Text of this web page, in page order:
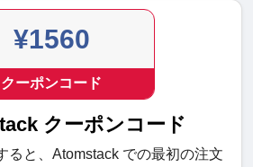
¥1560
クーポンコード
クーポンコード
ると、Atomstack での最初の注文